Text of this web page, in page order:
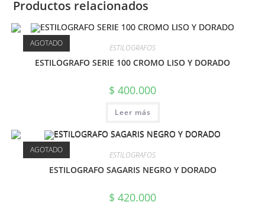
Productos relacionados
AGOTADO ESTILOGRAFOS
ESTILOGRAFO SERIE 100 CROMO LISO Y DORADO
$ 400.000
Leer más
AGOTADO ESTILOGRAFOS
ESTILOGRAFO SAGARIS NEGRO Y DORADO
$ 420.000